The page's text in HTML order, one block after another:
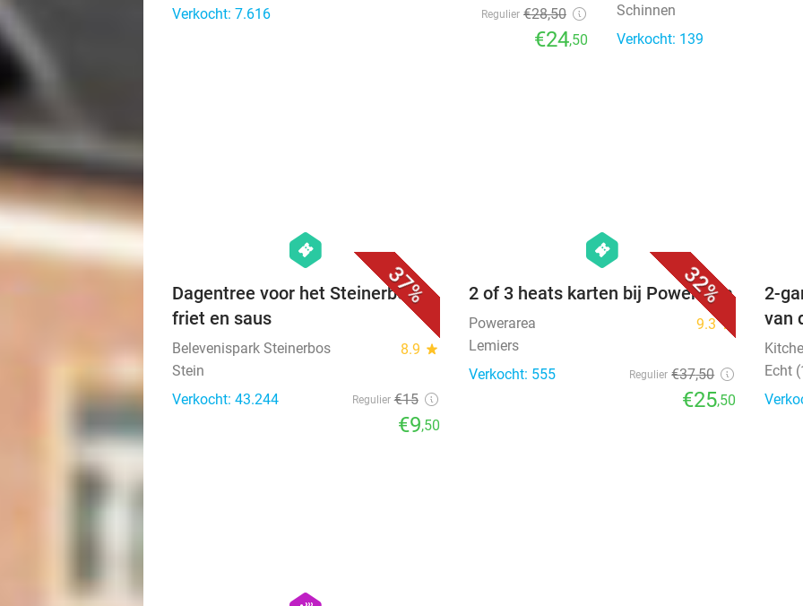
Verkocht: 7.616
Regulier €28,50
€24,50
Schinnen
Verkocht: 139
37%
hexagon
events
Dagentree voor het Steinerbos +
friet en saus
Belevenispark Steinerbos 8.9 star
Stein
Verkocht: 43.244
Regulier €15
€9,50
32%
hexagon
events
2 of 3 heats karten bij Powerarea
Powerarea 9.3star
Lemiers
Verkocht: 555
Regulier €37,50
€25,50
2-
van
Echt